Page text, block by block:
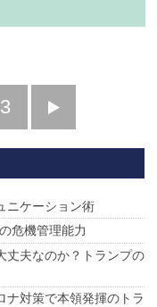
3
へ
ニケーション術
危機管理能力
丈夫なのか？トランプの
ナ対策で本領発揮のトラ